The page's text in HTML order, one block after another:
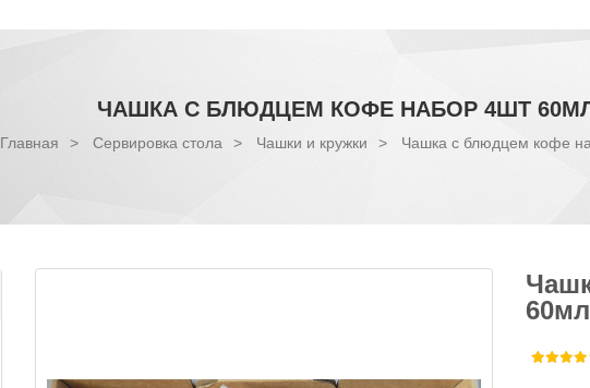
ЧАШКА С БЛЮДЦЕМ КОФЕ НАБОР 4ШТ
Главная > Сервировка стола > Чашки и кружки > Чашка с блюдцем кофе
60мл